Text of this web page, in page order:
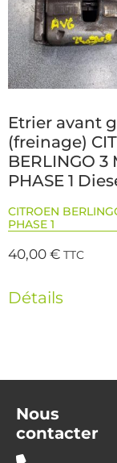
Etrier avant
(freinage)
BERLINGO 3
PHASE 1
CITROEN
PHASE 1
40,00€ TTC
Détails
Nous
contacter